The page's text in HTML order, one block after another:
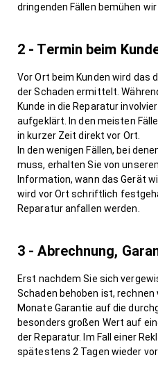
dringenden Fällen bemühen
2 - Termin beim
Vor Ort beim Kunden wird das
der Schaden ermittelt.
Kunde in die Reparatur
aufgeklärt. In den meisten
in kurzer Zeit direkt vor Ort.
In den wenigen Fällen, bei
muss, erhalten Sie von
Information, wann das Gerät
wird vor Ort schriftlich
Reparatur anfallen werden.
3 - Abrechnung,
Erst nachdem Sie sich
Schaden behoben ist, rechnen
Monate Garantie auf die
besonders großen Wert auf
der Reparatur. Im Fall einer
spätestens 2 Tagen wieder vor